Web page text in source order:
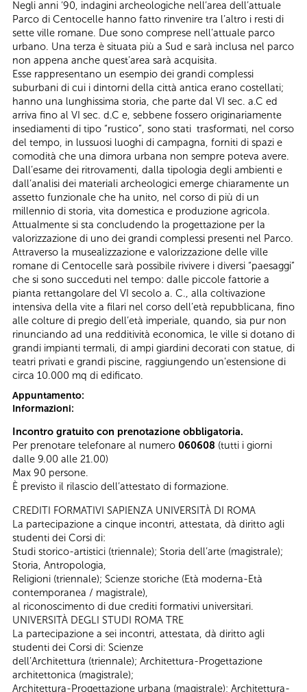
Negli anni ‘90, indagini archeologiche nell’area dell’attuale
Parco di Centocelle hanno fatto rinvenire tra l’altro i resti di
sette ville romane. Due sono comprese nell’attuale parco
urbano. Una terza è situata più a Sud e sarà inclusa nel parco
non appena anche quest’area sarà acquisita.
Esse rappresentano un esempio dei grandi complessi
suburbani di cui i dintorni della città antica erano costellati;
hanno una lunghissima storia, che parte dal VI sec. a.C ed
arriva fino al VI sec. d.C e, sebbene fossero originariamente
insediamenti di tipo “rustico”, sono stati trasformati, nel corso
del tempo, in lussuosi luoghi di campagna, forniti di spazi e
comodità che una dimora urbana non sempre poteva avere.
Dall’esame dei ritrovamenti, dalla tipologia degli ambienti e
dall’analisi dei materiali archeologici emerge chiaramente un
assetto funzionale che ha unito, nel corso di più di un
millennio di storia, vita domestica e produzione agricola.
Attualmente si sta concludendo la progettazione per la
valorizzazione di uno dei grandi complessi presenti nel Parco.
Attraverso la musealizzazione e valorizzazione delle ville
romane di Centocelle sarà possibile rivivere i diversi “paesaggi”
che si sono succeduti nel tempo: dalle piccole fattorie a
pianta rettangolare del VI secolo a. C., alla coltivazione
intensiva della vite a filari nel corso dell’età repubblicana, fino
alle colture di pregio dell’età imperiale, quando, sia pur non
rinunciando ad una redditività economica, le ville si dotano di
grandi impianti termali, di ampi giardini decorati con statue, di
teatri privati e grandi piscine, raggiungendo un’estensione di
circa 10.000 mq di edificato.
Appuntamento:
Informazioni:
Incontro gratuito con prenotazione obbligatoria.
Per prenotare telefonare al numero 060608 (tutti i giorni
dalle 9.00 alle 21.00)
Max 90 persone.
È previsto il rilascio dell’attestato di formazione.
CREDITI FORMATIVI SAPIENZA UNIVERSITÀ DI ROMA
La partecipazione a cinque incontri, attestata, dà diritto agli
studenti dei Corsi di:
Studi storico-artistici (triennale); Storia dell’arte (magistrale);
Storia, Antropologia,
Religioni (triennale); Scienze storiche (Età moderna-Età
contemporanea / magistrale),
al riconoscimento di due crediti formativi universitari.
UNIVERSITÀ DEGLI STUDI ROMA TRE
La partecipazione a sei incontri, attestata, dà diritto agli
studenti dei Corsi di: Scienze
dell’Architettura (triennale); Architettura-Progettazione
architettonica (magistrale);
Architettura-Progettazione urbana (magistrale); Architettura-